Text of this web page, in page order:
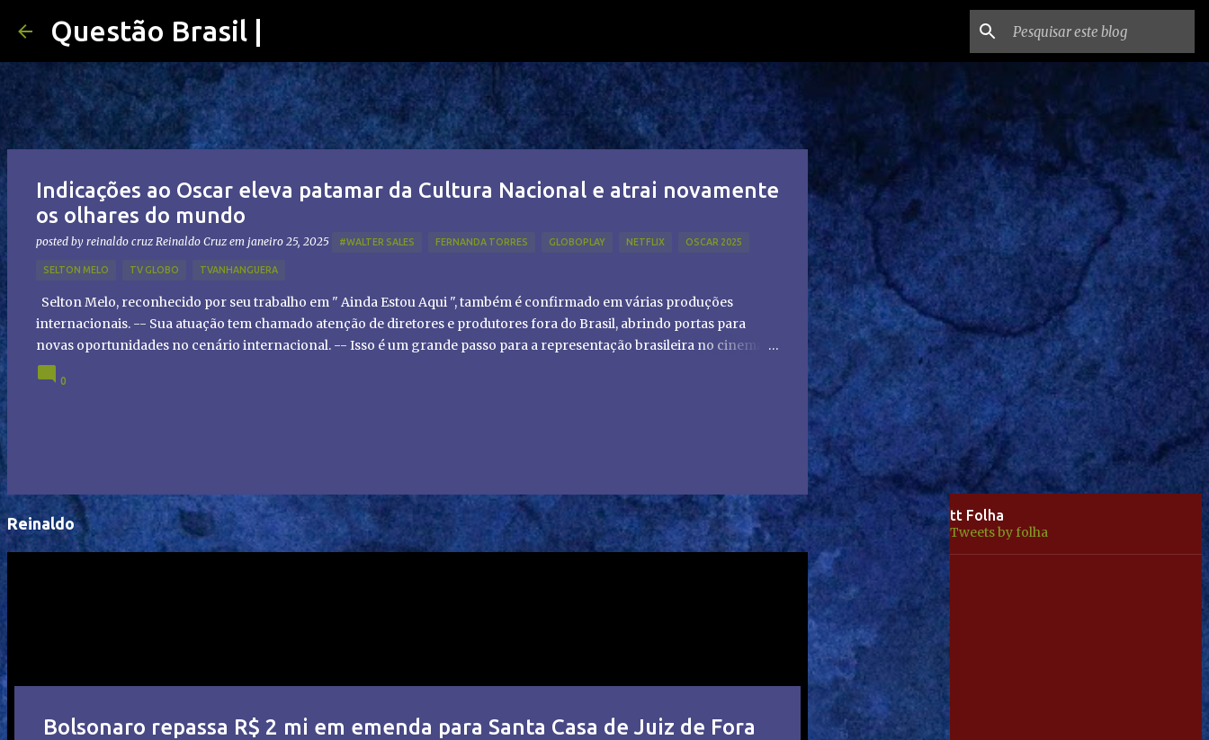
Questão Brasil |
Indicações ao Oscar eleva patamar da Cultura Nacional e atrai novamente
os olhares do mundo
posted by reinaldo cruz Reinaldo Cruz em janeiro 25, 2025 #WALTER SALES FERNANDA TORRES GLOBOPLAY NETFLIX OSCAR 2025
SELTON MELO TV GLOBO TVANHANGUERA
Selton Melo, reconhecido por seu trabalho em " Ainda Estou Aqui ", também é confirmado em várias produções
internacionais. -- Sua atuação tem chamado atenção de diretores e produtores fora do Brasil, abrindo portas para
novas oportunidades no cenário internacional. -- Isso é um grande passo para a representação brasileira no cinema
global!
0
Reinaldo
Bolsonaro repassa R$ 2 mi em emenda para Santa Casa de Juiz de Fora
tt Folha
Tweets by folha